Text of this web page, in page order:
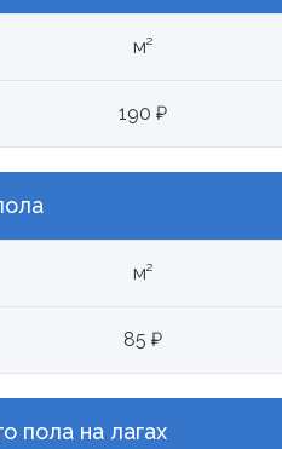
м²
190 ₽
м²
85 ₽
пола на лагах